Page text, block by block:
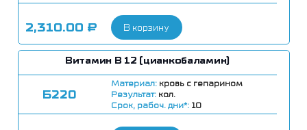
2,310.00 ₽ В корзину
Витамин В 12 (цианкобаламин)
Б220
Материал: кровь с гепарином
Результат: кол.
Срок, рабоч. дни*: 10